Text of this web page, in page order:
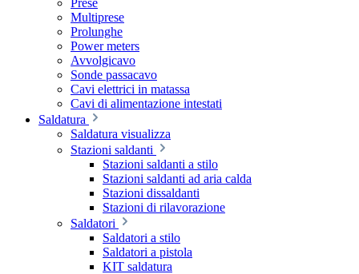
Prese
Multiprese
Prolunghe
Power meters
Avvolgicavo
Sonde passacavo
Cavi elettrici in matassa
Cavi di alimentazione intestati
Saldatura
Saldatura visualizza
Stazioni saldanti
Stazioni saldanti a stilo
Stazioni saldanti ad aria calda
Stazioni dissaldanti
Stazioni di rilavorazione
Saldatori
Saldatori a stilo
Saldatori a pistola
KIT saldatura